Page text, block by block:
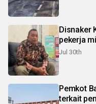
Disnaker
pekerja
Jul 30th
Pemkot
terkait